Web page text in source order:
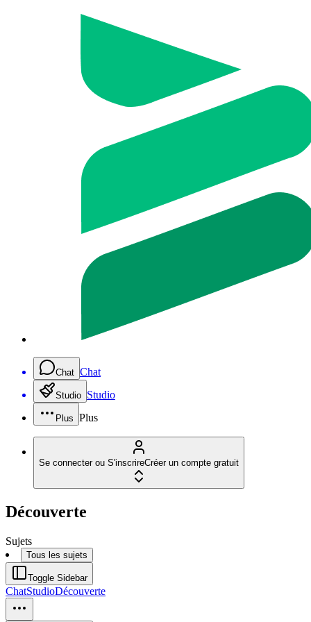
Chat Chat
Studio Studio
Plus Plus
Se connecter ou S'inscrireCréer un compte gratuit
Découverte
Sujets
Tous les sujets
Toggle Sidebar
ChatStudioDécouverte